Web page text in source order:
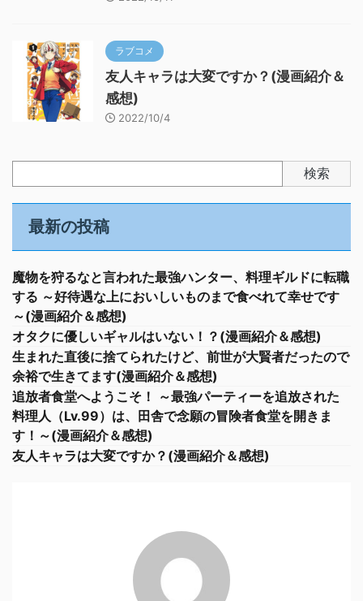
ラブコメ
友人キャラは大変ですか？(漫画紹介＆
感想)
2022/10/4
検索
最新の投稿
魔物を狩るなと言われた最強ハンター、料理ギルドに転職
する ～好待遇な上においしいものまで食べれて幸せです
～(漫画紹介＆感想)
オタクに優しいギャルはいない！？(漫画紹介＆感想)
生まれた直後に捨てられたけど、前世が大賢者だったので
余裕で生きてます(漫画紹介＆感想)
追放者食堂へようこそ！ ～最強パーティーを追放された
料理人（Lv.99）は、田舎で念願の冒険者食堂を開きま
す！～(漫画紹介＆感想)
友人キャラは大変ですか？(漫画紹介＆感想)